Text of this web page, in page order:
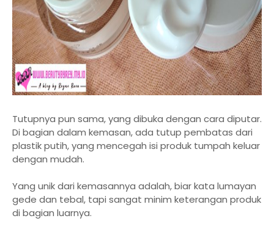
Tutupnya pun sama, yang dibuka dengan cara diputar.
Di bagian dalam kemasan, ada tutup pembatas dari
plastik putih, yang mencegah isi produk tumpah keluar
dengan mudah.
Yang unik dari kemasannya adalah, biar kata lumayan
gede dan tebal, tapi sangat minim keterangan produk
di bagian luarnya.